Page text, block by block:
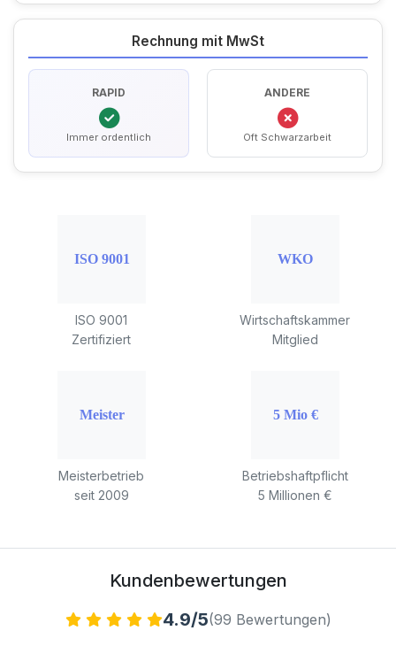
Rechnung mit MwSt
RAPID
Immer ordentlich
ANDERE
Oft Schwarzarbeit
ISO 9001
Zertifiziert
Wirtschaftskammer
Mitglied
Meisterbetrieb
seit 2009
Betriebshaftpflicht
5 Millionen €
Kundenbewertungen
4.9/5(99 Bewertungen)